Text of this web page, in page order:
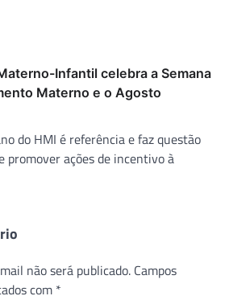
Infantil celebra a Semana
Materno e o Agosto
do HMI é referência e faz questão
promover ações de incentivo à
não será publicado. Campos
com *